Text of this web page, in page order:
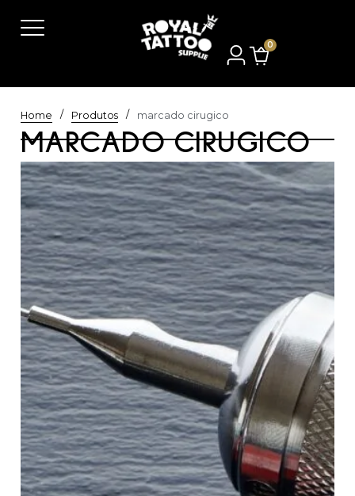
0
Home / Produtos / marcado cirugico
MARCADO CIRUGICO